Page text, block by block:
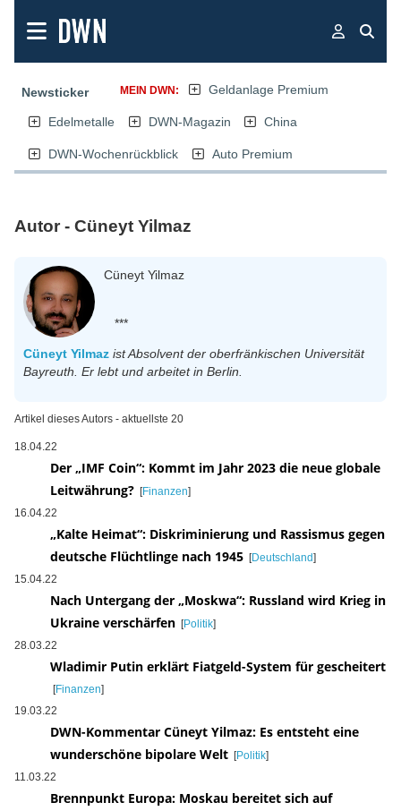
Newsticker MEIN DWN: Geldanlage Premium
Edelmetalle DWN-Magazin China
DWN-Wochenrückblick Auto Premium
Autor - Cüneyt Yilmaz
Cüneyt Yilmaz
***
Cüneyt Yilmazist Absolvent der oberfränkischen Universität
Bayreuth. Er lebt und arbeitet in Berlin.
Artikel dieses Autors - aktuellste 20
18.04.22
Der „IMF Coin“: Kommt im Jahr 2023 die neue globale
Leitwährung? [Finanzen]
16.04.22
„Kalte Heimat“: Diskriminierung und Rassismus gegen
deutsche Flüchtlinge nach 1945[Deutschland]
15.04.22
Nach Untergang der „Moskwa“: Russland wird Krieg in
Ukraine verschärfen[Politik]
28.03.22
Wladimir Putin erklärt Fiatgeld-System für gescheitert
[Finanzen]
19.03.22
DWN-Kommentar Cüneyt Yilmaz: Es entsteht eine
wunderschöne bipolare Welt[Politik]
11.03.22
Brennpunkt Europa: Moskau bereitet sich auf